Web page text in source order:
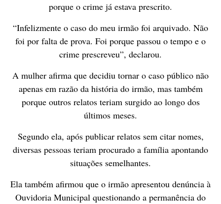
porque o crime já estava prescrito.
“Infelizmente o caso do meu irmão foi arquivado. Não
foi por falta de prova. Foi porque passou o tempo e o
crime prescreveu”, declarou.
A mulher afirma que decidiu tornar o caso público não
apenas em razão da história do irmão, mas também
porque outros relatos teriam surgido ao longo dos
últimos meses.
Segundo ela, após publicar relatos sem citar nomes,
diversas pessoas teriam procurado a família apontando
situações semelhantes.
Ela também afirmou que o irmão apresentou denúncia à
Ouvidoria Municipal questionando a permanência do